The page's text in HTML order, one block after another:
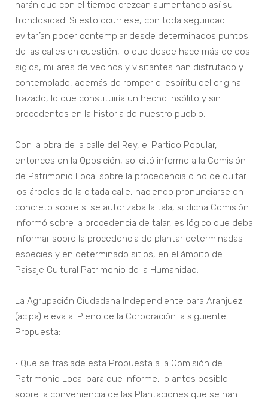
harán que con el tiempo crezcan aumentando así su
frondosidad. Si esto ocurriese, con toda seguridad
evitarían poder contemplar desde determinados puntos
de las calles en cuestión, lo que desde hace más de dos
siglos, millares de vecinos y visitantes han disfrutado y
contemplado, además de romper el espíritu del original
trazado, lo que constituiría un hecho insólito y sin
precedentes en la historia de nuestro pueblo.
Con la obra de la calle del Rey, el Partido Popular,
entonces en la Oposición, solicitó informe a la Comisión
de Patrimonio Local sobre la procedencia o no de quitar
los árboles de la citada calle, haciendo pronunciarse en
concreto sobre si se autorizaba la tala, si dicha Comisión
informó sobre la procedencia de talar, es lógico que deba
informar sobre la procedencia de plantar determinadas
especies y en determinado sitios, en el ámbito de
Paisaje Cultural Patrimonio de la Humanidad.
La Agrupación Ciudadana Independiente para Aranjuez
(acipa) eleva al Pleno de la Corporación la siguiente
Propuesta:
• Que se traslade esta Propuesta a la Comisión de
Patrimonio Local para que informe, lo antes posible
sobre la conveniencia de las Plantaciones que se han